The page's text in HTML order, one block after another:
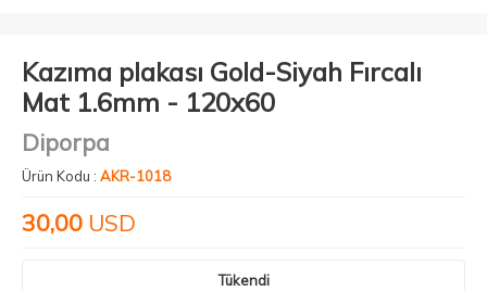
Kazıma plakası Gold-Siyah Fırcalı
Mat 1.6mm - 120x60
Diporpa
Ürün Kodu : AKR-1018
30,00 USD
Tükendi